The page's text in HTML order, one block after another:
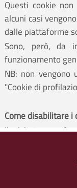
Questi cookie
alcuni casi
dalle piattaforme
Sono, però, da
funzionamento
NB: non vengono
"Cookie di
Come disabilitare
Il visitatore può
browser in modo
che dei cookie
Il visitatore può
alla schermata di